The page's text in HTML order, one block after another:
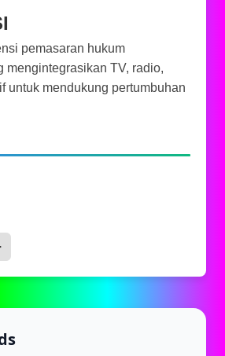
pemasaran hukum
mengintegrasikan TV, radio,
untuk mendukung pertumbuhan